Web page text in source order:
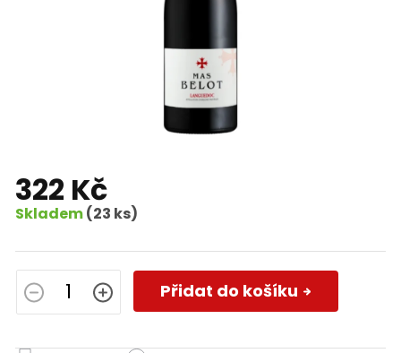
322 Kč
Skladem(23 ks)
Měrná
cena:
Přidat do košíku